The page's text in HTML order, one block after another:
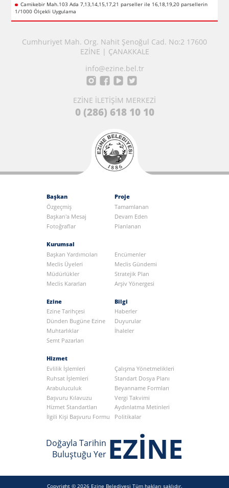
Camikebir Mah.103 Ada 7,13,14,15,17,21 parseller ile 16,18,19,20 parsellerin
1/1000 Ölçekli Uygulama
Cumhuriyet Mah. Org. Nahit Şenoğul Cad. No:2 17600
EZİNE | ÇANAKKALE
info@ezine.bel.tr
EZİNE İLETİŞİM MERKEZİ
0 (286) 618 10 10
Başkan
Özgeçmiş
Başkan'a Mesaj
Fotoğraflar
Proje
Tamamlanan
Devam Eden
Planlanan
Kurumsal
Başkan Yardımcıları
Encümenler
Meclis Üyeleri
Meclis Gündemi
Müdürlükler
Stratejik Plan
Meclis Kararları
Arşiv Yönergesi
Ezine
Ezine Tarihçesi
Dünden Bugüne Ezine
Muhtarlıklar
Semt Pazarları
Bilgi
Haberler
Duyurular
İhaleler
Hizmet
Evlilik İşlemleri
Çalışma Yönetmelikleri
Ruhsat İşlemleri
Standart Dosya Planı
Arabuluculuk
Beyanname Formları
Başvuru Kılavuzu
Vergi Takvimi
Hizmet Standartları
Aydınlatma Metinleri
İlgili Kişi Başvuru Formu
Politikalar
Doğayla Tarihin
Buluştuğu Yer EZİNE
Copyright © 2026 Ezine Belediyesi Tüm hakları saklıdır.